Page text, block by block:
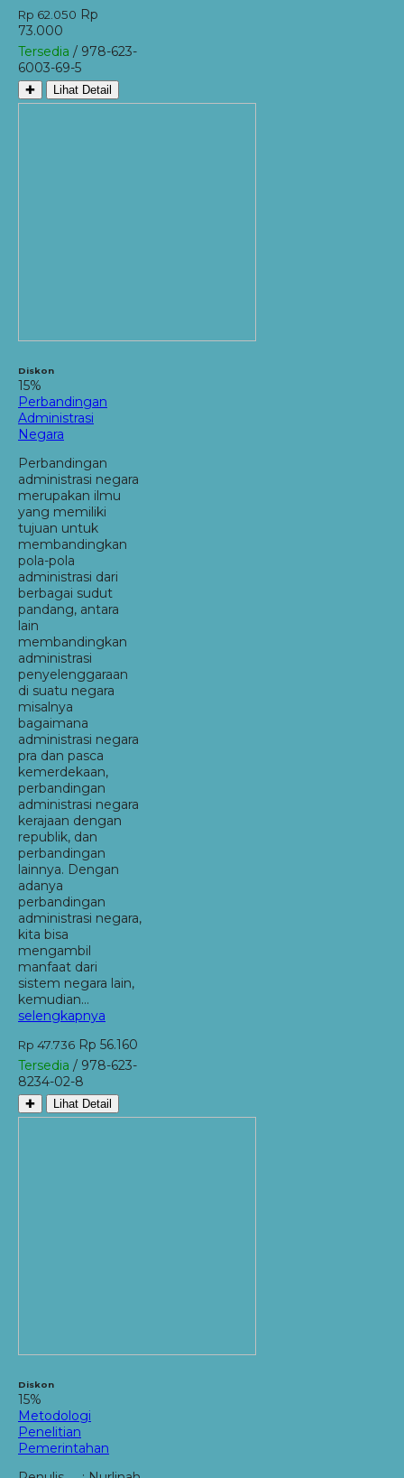
Rp 62.050 Rp
73.000
Tersedia / 978-623-
6003-69-5
✚ Lihat Detail
Diskon
15%
Perbandingan
Administrasi
Negara
Perbandingan
administrasi negara
merupakan ilmu
yang memiliki
tujuan untuk
membandingkan
pola-pola
administrasi dari
berbagai sudut
pandang, antara
lain
membandingkan
administrasi
penyelenggaraan
di suatu negara
misalnya
bagaimana
administrasi negara
pra dan pasca
kemerdekaan,
perbandingan
administrasi negara
kerajaan dengan
republik, dan
perbandingan
lainnya. Dengan
adanya
perbandingan
administrasi negara,
kita bisa
mengambil
manfaat dari
sistem negara lain,
kemudian…
selengkapnya
Rp 47.736 Rp 56.160
Tersedia / 978-623-
8234-02-8
✚ Lihat Detail
Diskon
15%
Metodologi
Penelitian
Pemerintahan